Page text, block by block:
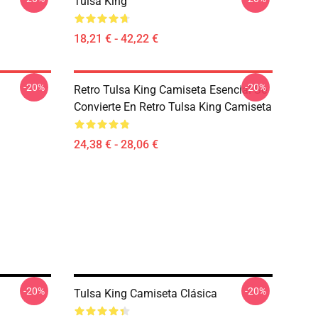
18,21 € - 42,22 €
-20%
Retro Tulsa King Camiseta Esencial Se
Convierte En Retro Tulsa King Camiseta
24,38 € - 28,06 €
-20%
-20% Tulsa King Camiseta Clásica -20%